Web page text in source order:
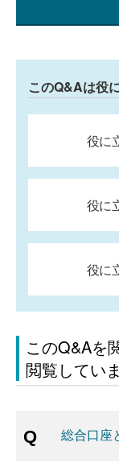
このQ&Aは役
役に
役に
役に
このQ&Aを
閲覧してい
総合口座